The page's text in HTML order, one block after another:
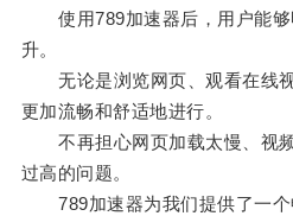
使用789加速器后，用户能够
升。
无论是浏览网页、观看在线视
更加流畅和舒适地进行。
不再担心网页加载太慢、视频
过高的问题。
789加速器为我们提供了一个